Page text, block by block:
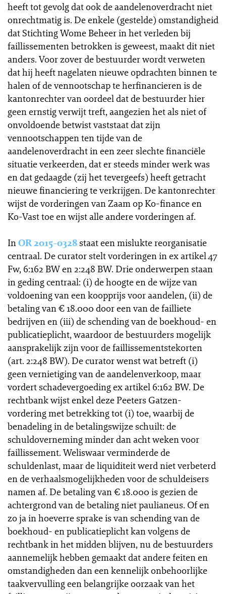
heeft tot gevolg dat ook de aandelenoverdracht niet
onrechtmatig is. De enkele (gestelde) omstandigheid
dat Stichting Wome Beheer in het verleden bij
faillissementen betrokken is geweest, maakt dit niet
anders. Voor zover de bestuurder wordt verweten
dat hij heeft nagelaten nieuwe opdrachten binnen te
halen of de vennootschap te herfinancieren is de
kantonrechter van oordeel dat de bestuurder hier
geen ernstig verwijt treft, aangezien het als niet of
onvoldoende betwist vaststaat dat zijn
vennootschappen ten tijde van de
aandelenoverdracht in een zeer slechte financiële
situatie verkeerden, dat er steeds minder werk was
en dat gedaagde (zij het tevergeefs) heeft getracht
nieuwe financiering te verkrijgen. De kantonrechter
wijst de vorderingen van Zaam op Ko-finance en
Ko-Vast toe en wijst alle andere vorderingen af.
InOR 2015-0328staat een mislukte reorganisatie
centraal. De curator stelt vorderingen in ex artikel 47
Fw, 6:162 BW en 2:248 BW. Drie onderwerpen staan
in geding centraal: (i) de hoogte en de wijze van
voldoening van een koopprijs voor aandelen, (ii) de
betaling van € 18.000 door een van de failliete
bedrijven en (iii) de schending van de boekhoud- en
publicatieplicht, waardoor de bestuurders mogelijk
aansprakelijk zijn voor de faillissementstekorten
(art. 2:248 BW). De curator wenst wat betreft (i)
geen vernietiging van de aandelenverkoop, maar
vordert schadevergoeding ex artikel 6:162 BW. De
rechtbank wijst enkel deze Peeters Gatzen-
vordering met betrekking tot (i) toe, waarbij de
benadeling in de betalingswijze schuilt: de
schuldoverneming minder dan acht weken voor
faillissement. Weliswaar verminderde de
schuldenlast, maar de liquiditeit werd niet verbeterd
en de verhaalsmogelijkheden voor de schuldeisers
namen af. De betaling van € 18.000 is gezien de
achtergrond van de betaling niet paulianeus. Of en
zo ja in hoeverre sprake is van schending van de
boekhoud- en publicatieplicht kan volgens de
rechtbank in het midden blijven, nu de bestuurders
aannemelijk hebben gemaakt dat andere feiten en
omstandigheden dan een kennelijk onbehoorlijke
taakvervulling een belangrijke oorzaak van het